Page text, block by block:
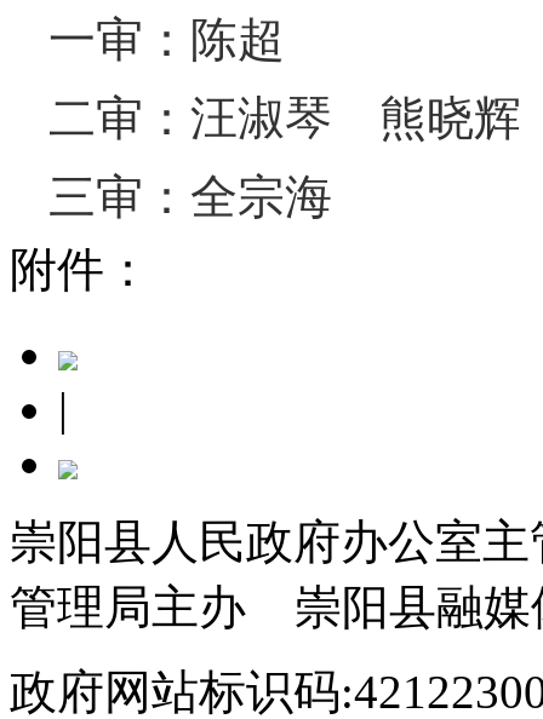
一审：陈超
二审：汪淑琴 熊晓辉
三审：全宗海
附件：
|
崇阳县人民政府办公室
管理局主办 崇阳县融媒
政府网站标识码